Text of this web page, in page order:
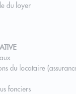
du loyer
du locataire
fonciers